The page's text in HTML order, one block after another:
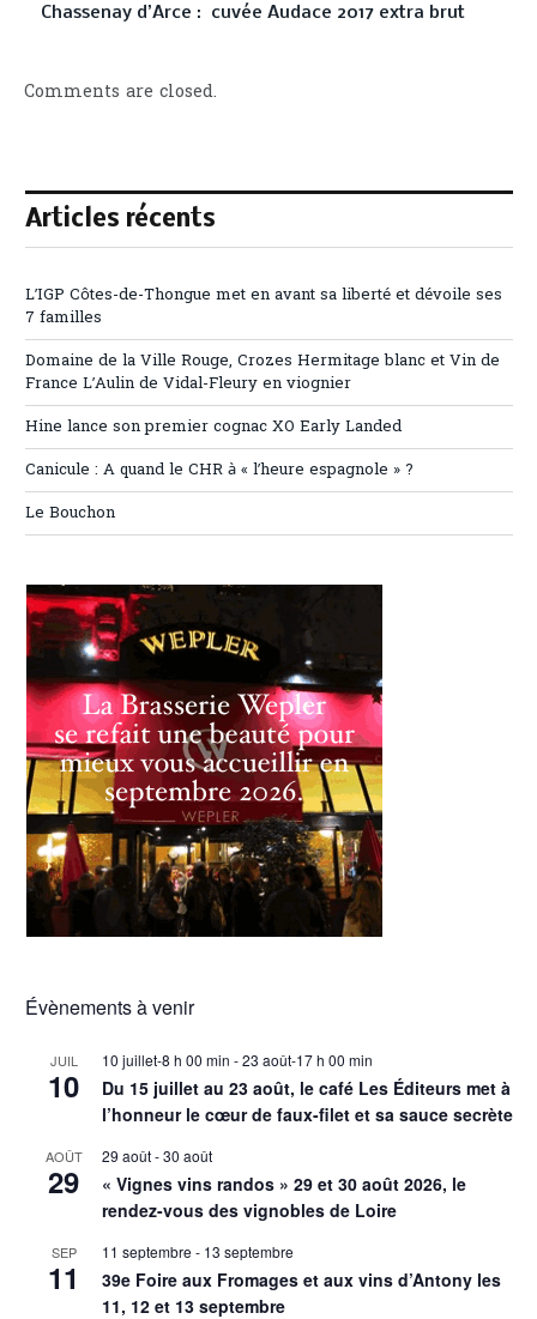
Chassenay d’Arce : cuvée Audace 2017 extra brut
Comments are closed.
Articles récents
L’IGP Côtes-de-Thongue met en avant sa liberté et dévoile ses
7 familles
Domaine de la Ville Rouge, Crozes Hermitage blanc et Vin de
France L’Aulin de Vidal-Fleury en viognier
Hine lance son premier cognac XO Early Landed
Canicule : A quand le CHR à « l’heure espagnole » ?
Le Bouchon
Évènements à venir
JUIL
10
10 juillet-8 h 00 min -23 août-17 h 00 min
Du 15 juillet au 23 août, le café Les Éditeurs met à
l’honneur le cœur de faux-filet et sa sauce secrète
AOÛT
29
29 août-30 août
« Vignes vins randos » 29 et 30 août 2026, le
rendez-vous des vignobles de Loire
SEP
11
11 septembre - 13 septembre
39e Foire aux Fromages et aux vins d’Antony les
11, 12 et 13 septembre